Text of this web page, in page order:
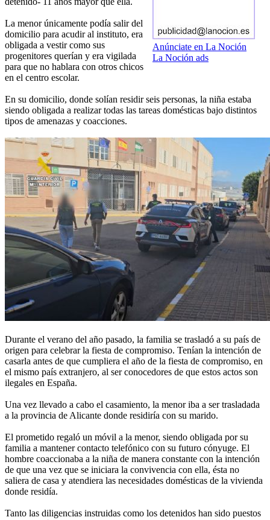
Anúnciate en La Noción
La Noción ads
La menor únicamente podía salir del
domicilio para acudir al instituto, era
obligada a vestir como sus
progenitores querían y era vigilada
para que no hablara con otros chicos
en el centro escolar.
En su domicilio, donde solían residir seis personas, la niña estaba
siendo obligada a realizar todas las tareas domésticas bajo distintos
tipos de amenazas y coacciones.
Durante el verano del año pasado, la familia se trasladó a su país de
origen para celebrar la fiesta de compromiso. Tenían la intención de
casarla antes de que cumpliera el año de la fiesta de compromiso, en
el mismo país extranjero, al ser conocedores de que estos actos son
ilegales en España.
Una vez llevado a cabo el casamiento, la menor iba a ser trasladada
a la provincia de Alicante donde residiría con su marido.
El prometido regaló un móvil a la menor, siendo obligada por su
familia a mantener contacto telefónico con su futuro cónyuge. El
hombre coaccionaba a la niña de manera constante con la intención
de que una vez que se iniciara la convivencia con ella, ésta no
saliera de casa y atendiera las necesidades domésticas de la vivienda
donde residía.
Tanto las diligencias instruidas como los detenidos han sido puestos